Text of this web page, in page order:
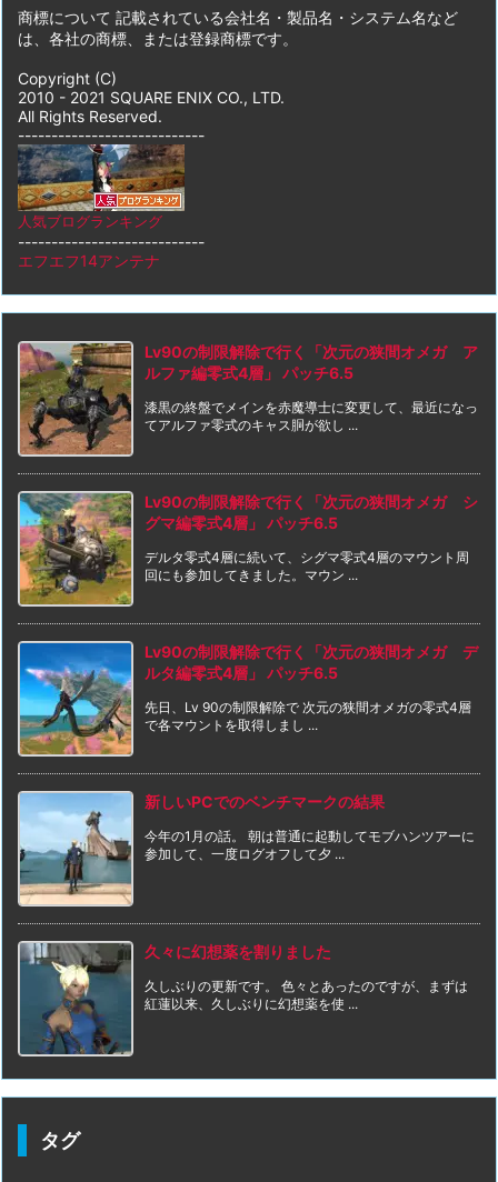
商標について 記載されている会社名・製品名・システム名など
は、各社の商標、または登録商標です。
Copyright (C)
2010 - 2021 SQUARE ENIX CO., LTD.
All Rights Reserved.
----------------------------
人気ブログランキング
----------------------------
エフエフ14アンテナ
Lv90の制限解除で行く「次元の狭間オメガ ア
ルファ編零式4層」 パッチ6.5
漆黒の終盤でメインを赤魔導士に変更して、最近になっ
てアルファ零式のキャス胴が欲し ...
Lv90の制限解除で行く「次元の狭間オメガ シ
グマ編零式4層」 パッチ6.5
デルタ零式4層に続いて、シグマ零式4層のマウント周
回にも参加してきました。マウン ...
Lv90の制限解除で行く「次元の狭間オメガ デ
ルタ編零式4層」 パッチ6.5
先日、Lv 90の制限解除で 次元の狭間オメガの零式4層
で各マウントを取得しまし ...
新しいPCでのベンチマークの結果
今年の1月の話。 朝は普通に起動してモブハンツアーに
参加して、一度ログオフして夕 ...
久々に幻想薬を割りました
久しぶりの更新です。 色々とあったのですが、まずは
紅蓮以来、久しぶりに幻想薬を使 ...
タグ